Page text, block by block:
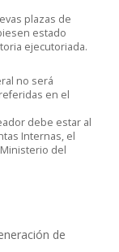
plazas de
estado
ejecutoriada.
no será
en el
debe estar al
Internas, el
del
de